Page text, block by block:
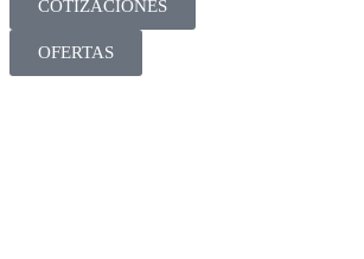
COTIZACIONES
OFERTAS